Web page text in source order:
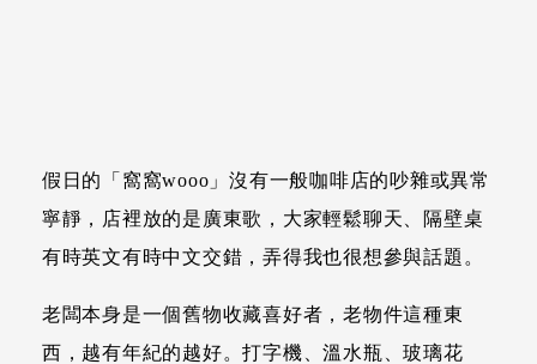
假日的「窩窩wooo」沒有一般咖啡店的吵雜或異常
寧靜，店裡放的是廣東歌，大家輕鬆聊天、隔壁桌
有時英文有時中文交錯，弄得我也很想參與話題。
老闆本身是一個舊物收藏喜好者，老物件這種東
西，越有年紀的越好。打字機、溫水瓶、玻璃花